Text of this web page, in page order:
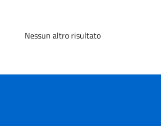
Nessun altro risultato